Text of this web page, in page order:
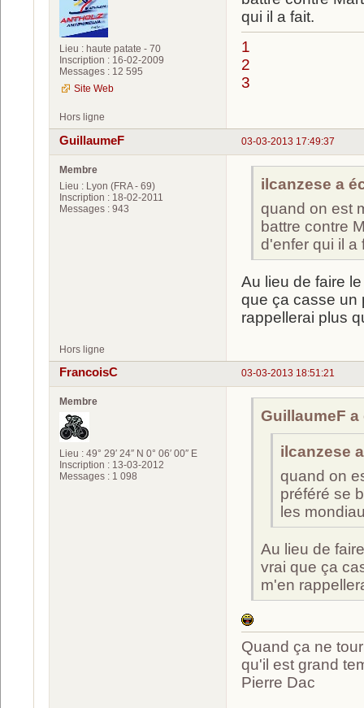
Lieu : haute patate - 70
Inscription : 16-02-2009
Messages : 12 595
Site Web
qui il a fait.
1
2
3
Hors ligne
03-03-2013 17:49:37
GuillaumeF
Membre
Lieu : Lyon (FRA - 69)
Inscription : 18-02-2011
Messages : 943
ilcanzese a
quand on est
battre contre
d'enfer qui il a
Au lieu de faire
que ça casse un
rappellerai plus
Hors ligne
03-03-2013 18:51:21
FrancoisC
Membre
Lieu : 49° 29′ 24″ N 0° 06′ 00″ E
Inscription : 13-03-2012
Messages : 1 098
GuillaumeF a
ilcanzese
quand on
préféré se
les
Au lieu de
vrai que ça
m'en
Quand ça ne
qu'il est grand
Pierre Dac